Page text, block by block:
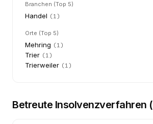
Branchen (Top 5)
Handel (1)
Orte (Top 5)
Mehring (1)
Trier (1)
Trierweiler (1)
Betreute Insolvenzverfahren (